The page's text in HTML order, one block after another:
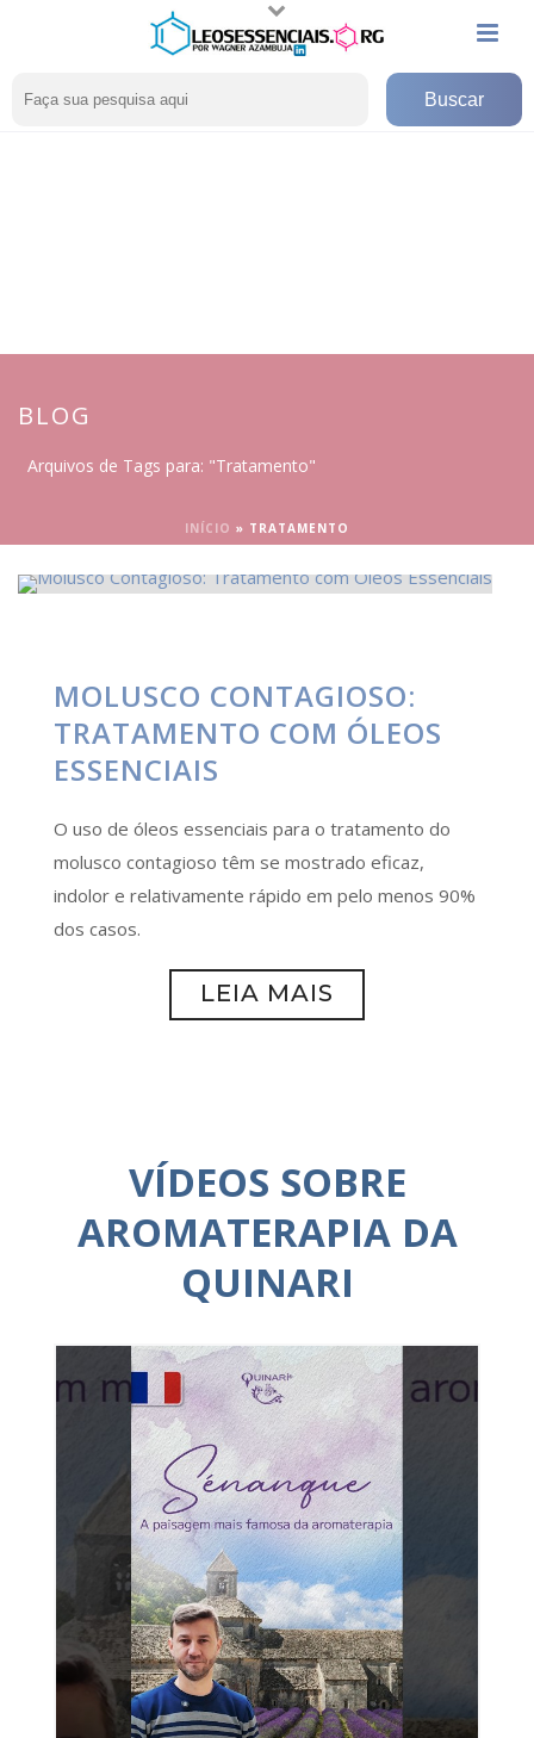
BLOG
Arquivos de Tags para: "Tratamento"
INÍCIO » TRATAMENTO
MOLUSCO CONTAGIOSO:
TRATAMENTO COM ÓLEOS
ESSENCIAIS
O uso de óleos essenciais para o tratamento do
molusco contagioso têm se mostrado eficaz,
indolor e relativamente rápido em pelo menos 90%
dos casos.
LEIA MAIS
VÍDEOS SOBRE
AROMATERAPIA DA
QUINARI